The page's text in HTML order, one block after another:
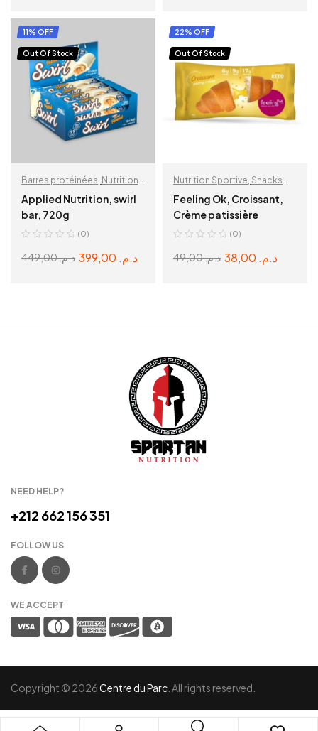
READ MORE SELECT OPTIONS
11% OFF
Out Of Stock
Barres protéinées Nutrition
Sportive
Applied Nutrition, swirl
bar, 720g
(0)
د.م.449,00 د.م.
22% OFF
Out Of Stock
Nutrition Sportive Snacks
protéinés
Feeling Ok, Croissant,
Crème patissière
(0)
د.م.49,00 د.م.
NEED HELP?
+212 662 156 351
FOLLOW US
WE ACCEPT
Copyright © 2026Centre du Parc . All rights reserved.